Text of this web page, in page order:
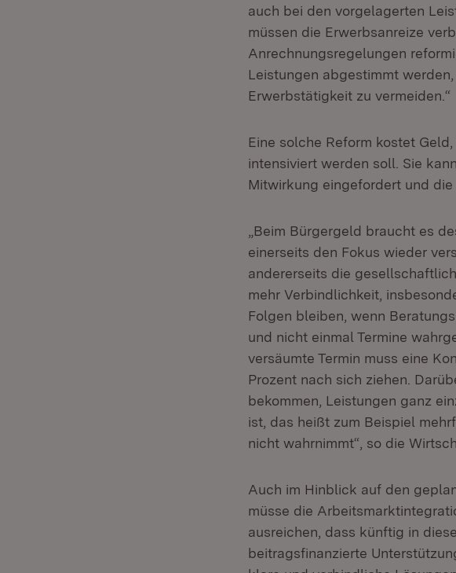
auch bei den vorgelagerten
müssen die Erwerbsanreize
Anrechnungsregelungen
Leistungen abgestimmt
Erwerbstätigkeit zu vermeiden.“
Eine solche Reform kostet
intensiviert werden soll. Sie
Mitwirkung eingefordert und
„Beim Bürgergeld braucht es
einerseits den Fokus wieder
andererseits die
mehr Verbindlichkeit,
Folgen bleiben, wenn
und nicht einmal Termine
versäumte Termin muss eine
Prozent nach sich ziehen.
bekommen, Leistungen ganz
ist, das heißt zum Beispiel
nicht wahrnimmt“, so die
Auch im Hinblick auf den
müsse die
ausreichen, dass künftig in
beitragsfinanzierte